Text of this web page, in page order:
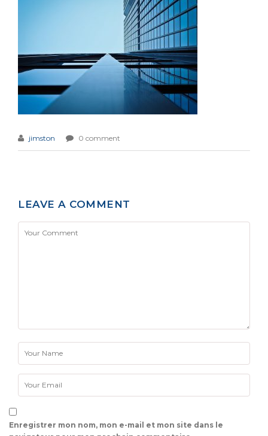
jimston 0 comment
LEAVE A COMMENT
Enregistrer mon nom, mon e-mail et mon site dans le